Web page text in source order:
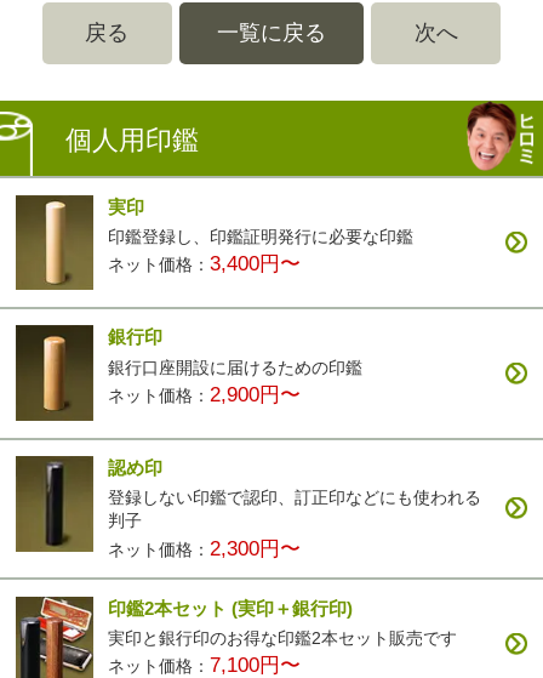
戻る 一覧に戻る 次へ
個人用印鑑
実印
印鑑登録し、印鑑証明発行に必要な印鑑
ネット価格：3,400円〜
銀行印
銀行口座開設に届けるための印鑑
ネット価格： 2,900円〜
認め印
登録しない印鑑で認印、訂正印などにも使われる
判子
ネット価格： 2,300円〜
印鑑2本セット(実印＋銀行印)
実印と銀行印のお得な印鑑2本セット販売です
ネット価格： 7,100円〜